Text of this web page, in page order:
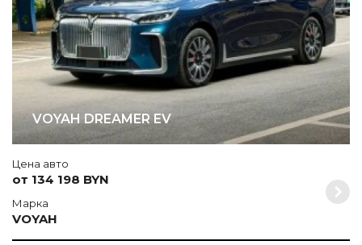
VOYAH DREAMER EV
Цена авто
от 134 198 BYN
Марка
VOYAH